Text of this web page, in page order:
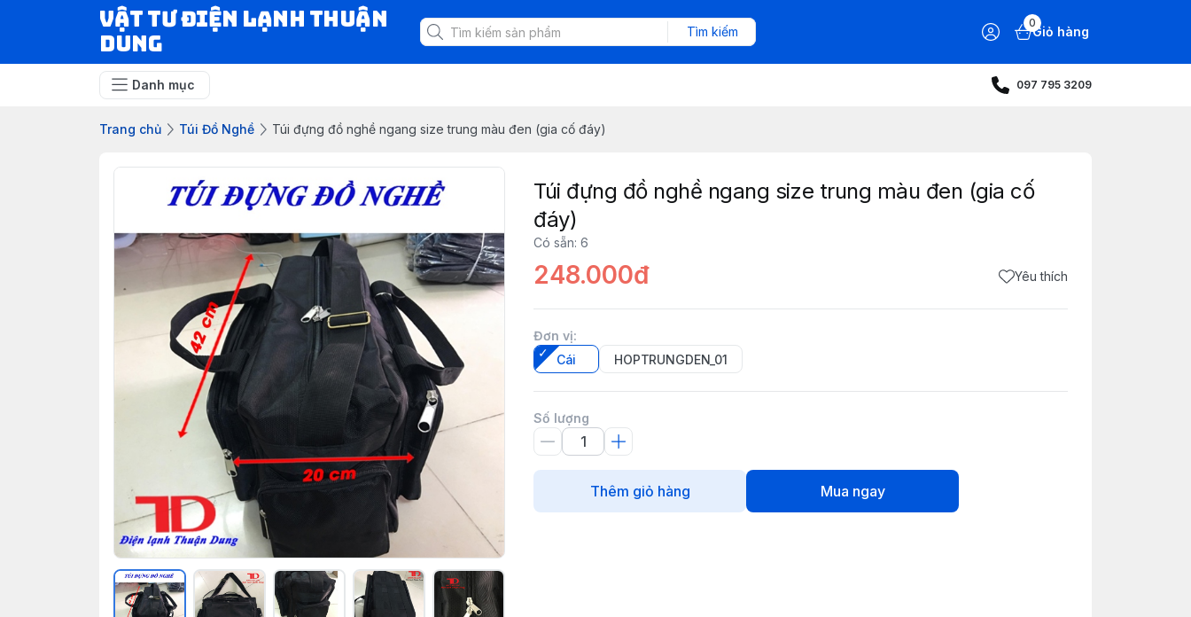
VẬT TƯ ĐIỆN LẠNH THUẬN
DUNG
Tìm kiếm
0
Giỏ hàng
Danh mục 097 795 3209
Trang chủ Túi Đồ Nghề Túi đựng đồ nghề ngang size trung màu đen (gia cố đáy)
Túi đựng đồ nghề ngang size trung màu đen (gia cố
đáy)
Có sẵn: 6
248.000đ Yêu thích
Đơn vị:
Cái
HOPTRUNGDEN_01
Số lượng
Thêm giỏ hàng Mua ngay